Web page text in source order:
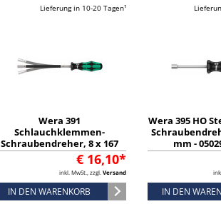
Lieferung in 10-20 Tagen¹
Wera 391
Schlauchklemmen-
Schraubendreher, 8 x 167
mm - 05028152001€ 16,10*
inkl. MwSt., zzgl. Versand
IN DEN WARENKORB
Wera 395 HO
mm -
IN DEN